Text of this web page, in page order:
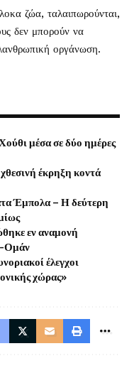
ζώα, ταλαιπωρούνται,
δεν μπορούν να
οργάνωση.
μέσα σε δύο ημέρες
έκρηξη κοντά
Έμπολα – Η δεύτερη
εν αναμονή
Ομάν
έλεγχοι
χώρας»